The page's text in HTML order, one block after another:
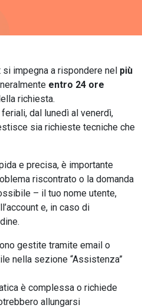
impegna a rispondere nel più
entro 24 ore
richiesta.
dal lunedì al venerdì,
sia richieste tecniche che
e precisa, è importante
riscontrato o la domanda
– il tuo nome utente,
e, in caso di
gestite tramite email o
nella sezione “Assistenza”
è complessa o richiede
allungarsi